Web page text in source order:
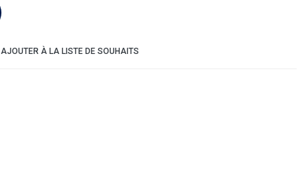
AJOUTER À LA LISTE DE SOUHAITS